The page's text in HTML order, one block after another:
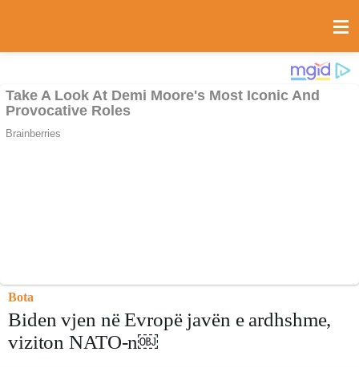
Bota
Biden vjen në Evropë javën e ardhshme,
viziton NATO-n￼